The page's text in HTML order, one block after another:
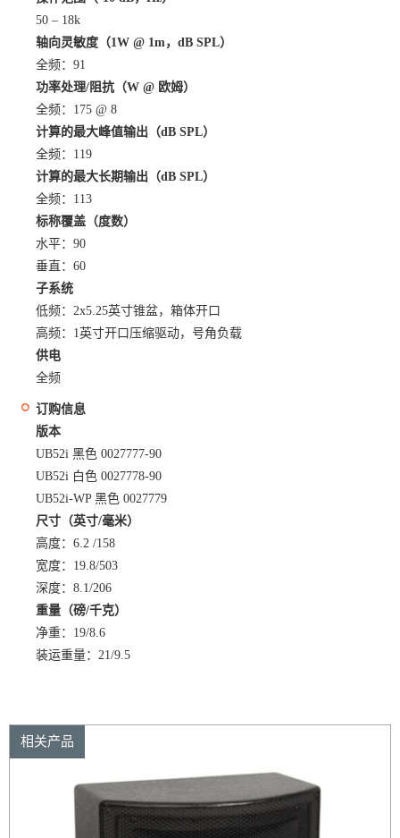
50 – 18k
轴向灵敏度（1W @ 1m，dB SPL）
全频：91
功率处理/阻抗（W @ 欧姆）
全频：175 @ 8
计算的最大峰值输出（dB SPL）
全频：119
计算的最大长期输出（dB SPL）
全频：113
标称覆盖（度数）
水平：90
垂直：60
子系统
低频：2x5.25英寸锥盆，箱体开口
高频：1英寸开口压缩驱动，号角负载
供电
全频
订购信息
版本
UB52i 黑色 0027777-90
UB52i 白色 0027778-90
UB52i-WP 黑色 0027779
尺寸（英寸/毫米）
高度：6.2 /158
宽度：19.8/503
深度：8.1/206
重量（磅/千克）
净重：19/8.6
装运重量：21/9.5
相关产品